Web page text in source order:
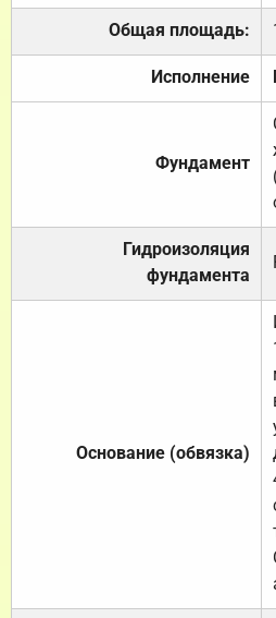
Общая площадь:
Исполнение
Фундамент
Гидроизоляция
фундамента
Основание (обвязка)